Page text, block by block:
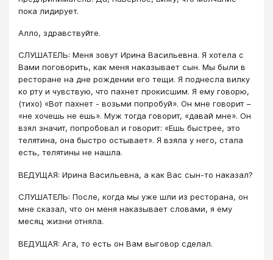
пока лидирует.
Алло, здравствуйте.
СЛУШАТЕЛЬ: Меня зовут Ирина Васильевна. Я хотела с
Вами поговорить, как меня наказывает сын. Мы были в
ресторане на дне рождении его тещи. Я поднесла вилку
ко рту и чувствую, что пахнет прокисшим. Я ему говорю,
(тихо) «Вот пахнет - возьми попробуй». Он мне говорит –
«не хочешь не ешь». Муж тогда говорит, «давай мне». Он
взял значит, попробовал и говорит: «Ешь быстрее, это
телятина, она быстро остывает». Я взяла у него, стала
есть, телятины не нашла.
ВЕДУЩАЯ: Ирина Васильевна, а как Вас сын-то наказал?
СЛУШАТЕЛЬ: После, когда мы уже шли из ресторана, он
мне сказал, что он меня наказывает словами, я ему
месяц жизни отняла.
ВЕДУЩАЯ: Ага, то есть он Вам выговор сделал.